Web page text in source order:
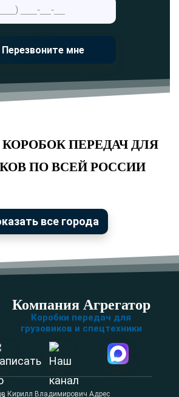
Перезвоните мне
ПЕРЕДАЧ ДЛЯ
ПО ВСЕЙ РОССИИ
все города
Компания Агрегатор
Коробки передач для
грузовиков и спецтехники
Кирилл Владимирович Адрес